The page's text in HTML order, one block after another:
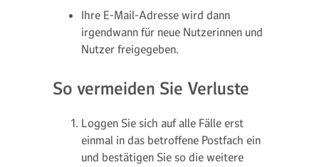
Ihre E-Mail-Adresse wird dann
irgendwann für neue Nutzerinnen und
Nutzer freigegeben.
So vermeiden Sie Verluste
Loggen Sie sich auf alle Fälle erst
einmal in das betroffene Postfach ein
und bestätigen Sie so die weitere